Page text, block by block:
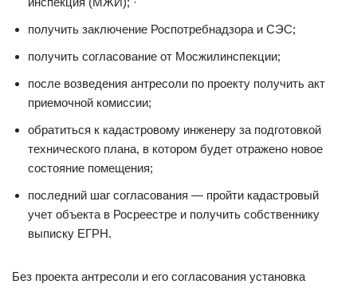
получить заключение Роспотребнадзора и СЭС;
получить согласование от Мосжилинспекции;
после возведения антресоли по проекту получить акт
приемочной комиссии;
обратиться к кадастровому инженеру за подготовкой
технического плана, в котором будет отражено новое
состояние помещения;
последний шаг согласования — пройти кадастровый
учет объекта в Росреестре и получить собственнику
выписку ЕГРН.
Без проекта антресоли и его согласования установка